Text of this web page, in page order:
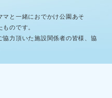
と一緒におでかけ公園あそ
のです。
力頂いた施設関係者の皆様、協